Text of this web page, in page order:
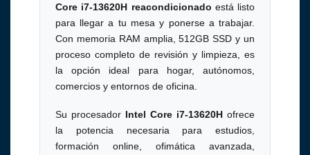
Core i7-13620H reacondicionado está listo
para llegar a tu mesa y ponerse a trabajar.
Con memoria RAM amplia, 512GB SSD y un
proceso completo de revisión y limpieza, es
la opción ideal para hogar, autónomos,
comercios y entornos de oficina.
Su procesador Intel Core i7-13620H ofrece
la potencia necesaria para estudios,
formación online, ofimática avanzada,